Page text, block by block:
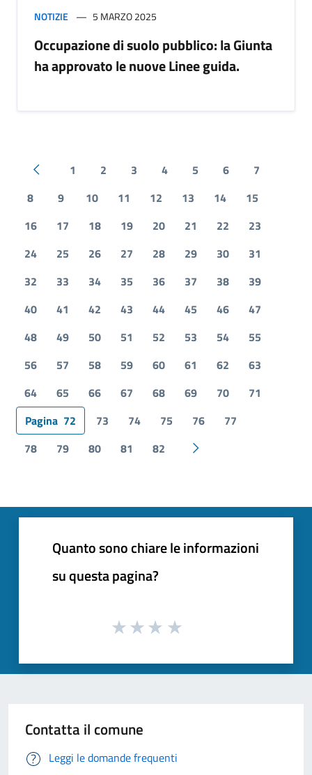
NOTIZIE 5 MARZO 2025
Occupazione di suolo pubblico: la Giunta
ha approvato le nuove Linee guida.
Pagina precedente
1 2 3 4 5 6
7
8
9 10 11 12 13 14
15
16
17 18 19 20 21 22
23
24
25 26 27 28 29 30
31
32
33 34 35 36 37 38
39
40
41 42 43 44 45 46
47
48
49 50 51 52 53 54
55
56
57 58 59 60 61 62
63
64
65 66 67 68 69 70
71
Pagina 72 73 74 75 76
77
78
79 80 81 82 Pagina successiva
Quanto sono chiare le informazioni
su questa pagina?
Contatta il comune
Leggi le domande frequenti